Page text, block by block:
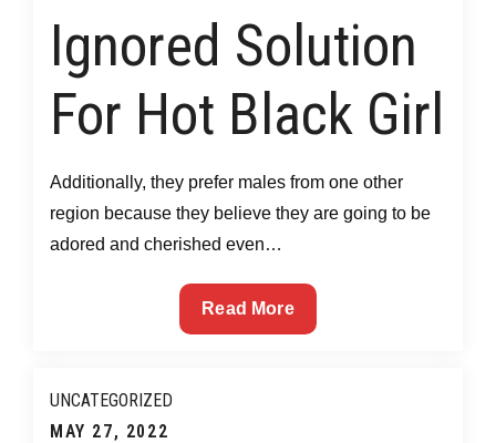
Ignored Solution
For Hot Black Girl
Additionally, they prefer males from one other
region because they believe they are going to be
adored and cherished even…
The
Read More
UNCATEGORIZED
Posted
MAY 27, 2022